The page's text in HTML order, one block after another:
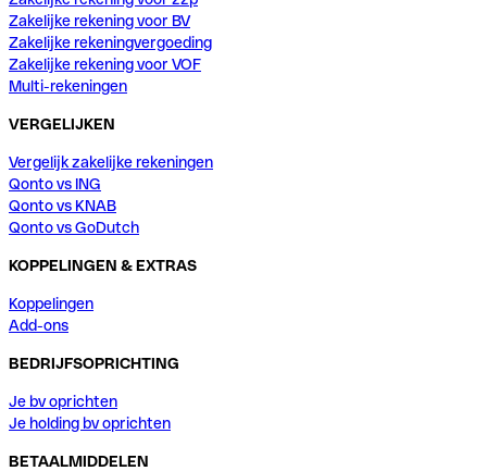
Zakelijke rekening voor BV
Zakelijke rekeningvergoeding
Zakelijke rekening voor VOF
Multi-rekeningen
VERGELIJKEN
Vergelijk zakelijke rekeningen
Qonto vs ING
Qonto vs KNAB
Qonto vs GoDutch
KOPPELINGEN & EXTRAS
Koppelingen
Add-ons
BEDRIJFSOPRICHTING
Je bv oprichten
Je holding bv oprichten
BETAALMIDDELEN